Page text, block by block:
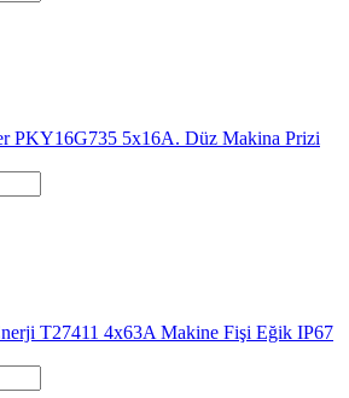
PKY16G735 5x16A. Düz Makina Prizi
T27411 4x63A Makine Fişi Eğik IP67